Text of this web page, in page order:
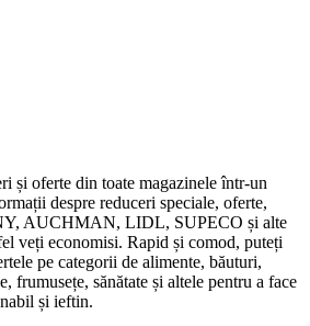
și oferte din toate magazinele într-un
despre reduceri speciale, oferte,
AUCHMAN, LIDL, SUPECO și alte
veți economisi. Rapid și comod, puteți
pe categorii de alimente, băuturi,
frumusețe, sănătate și altele pentru a face
și ieftin.